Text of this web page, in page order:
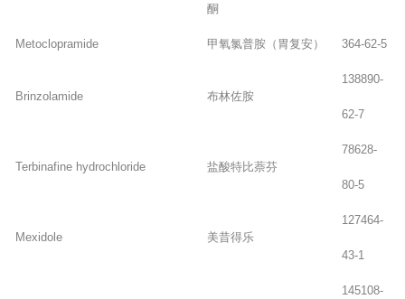
酮
Metoclopramide 甲氧氯普胺（胃复安） 364-62-5
Brinzolamide 布林佐胺
138890-
62-7
Terbinafine hydrochloride 盐酸特比萘芬
78628-
80-5
Mexidole 美昔得乐
127464-
43-1
145108-